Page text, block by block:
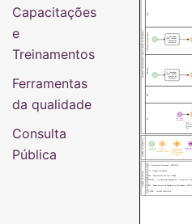
NORMAS E PROCEDIMENTOS PARA A GESTÃO DE PROCESSOS
EP
DPE
PROPLAN
DAO
ÓRGÃOS COLEGIADOS
3. Demandar
ações voltadas
a gestão de
01. Para
correções
2. Demandar
ações voltadas
a gestão de
processos
QUADRO DE SÍMBOLOS Conecta e
direciona o fluxo
Início do
Processo
Saída
de um
Dois ou mais
caminhos devem
ser conectados
ou seguidos
QUADRO DE SIGLAS GR - Gabinete da Reitoria
DAO - Departamento de Atos Oficiais
PROPLAN - Pró-Reitoria de Planejamento, Orçamento e
DPE - Departamento de Planejamento Estratégico /
CONSUN - Conselho Universitário
EP - Escritório de Processos / PROPLAN
Capacitações
e
Treinamentos
Ferramentas
da qualidade
Consulta
Pública